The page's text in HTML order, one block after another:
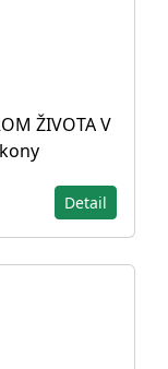
ŽIVOTA V
Detail